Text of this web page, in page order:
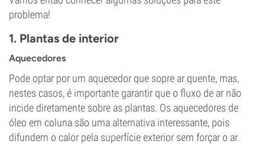
problema!
1. Plantas de interior
Aquecedores
Pode optar por um aquecedor que sopre ar quente, mas,
nestes casos, é importante garantir que o fluxo de ar não
incide diretamente sobre as plantas. Os aquecedores de
óleo em coluna são uma alternativa interessante, pois
difundem o calor pela superfície exterior sem forçar o ar.